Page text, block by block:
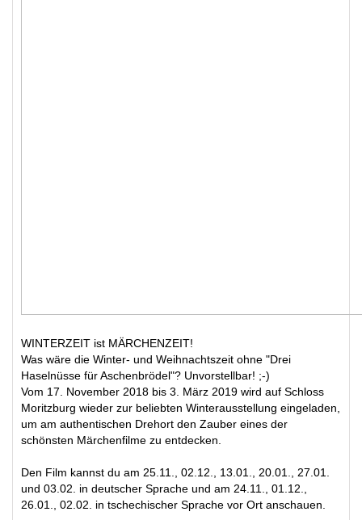
WINTERZEIT ist MÄRCHENZEIT!
Was wäre die Winter- und Weihnachtszeit ohne "Drei
Haselnüsse für Aschenbrödel"? Unvorstellbar! ;-)
Vom 17. November 2018 bis 3. März 2019 wird auf Schloss
Moritzburg wieder zur beliebten Winterausstellung eingeladen,
um am authentischen Drehort den Zauber eines der
schönsten Märchenfilme zu entdecken.
Den Film kannst du am 25.11., 02.12., 13.01., 20.01., 27.01.
und 03.02. in deutscher Sprache und am 24.11., 01.12.,
26.01., 02.02. in tschechischer Sprache vor Ort anschauen.